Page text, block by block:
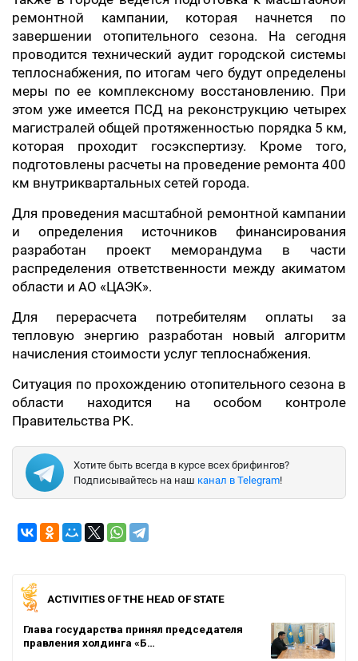
ремонтной кампании, которая начнется по
завершении отопительного сезона. На сегодня
проводится технический аудит городской системы
теплоснабжения, по итогам чего будут определены
меры по ее комплексному восстановлению. При
этом уже имеется ПСД на реконструкцию четырех
магистралей общей протяженностью порядка 5 км,
которая проходит госэкспертизу. Кроме того,
подготовлены расчеты на проведение ремонта 400
км внутриквартальных сетей города.
Для проведения масштабной ремонтной кампании
и определения источников финансирования
разработан проект меморандума в части
распределения ответственности между акиматом
области и АО «ЦАЭК».
Для перерасчета потребителям оплаты за
тепловую энергию разработан новый алгоритм
начисления стоимости услуг теплоснабжения.
Ситуация по прохождению отопительного сезона в
области находится на особом контроле
Правительства РК.
Хотите быть всегда в курсе всех брифингов?
Подписывайтесь на наш канал в Telegram!
ACTIVITIES OF THE HEAD OF STATE
Глава государства принял председателя
правления холдинга «Б…